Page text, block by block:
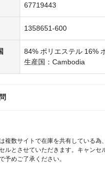
67719443
1358651-600
84% ポリエステル 16%
生産国：Cambodia
複数サイトで在庫を共有している為
ルとさせていただきます。キャンセ
予めご了承ください。